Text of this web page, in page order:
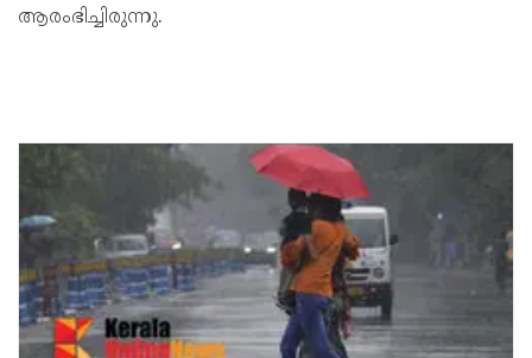
ആരംഭിച്ചിരുന്നു.